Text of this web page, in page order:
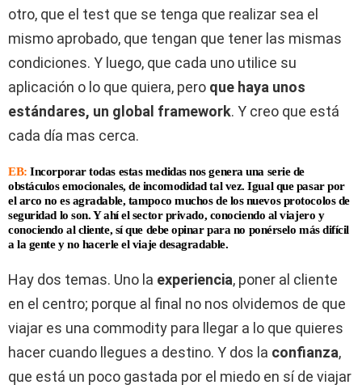
otro, que el test que se tenga que realizar sea el
mismo aprobado, que tengan que tener las mismas
condiciones. Y luego, que cada uno utilice su
aplicación o lo que quiera, pero que haya unos
estándares, un global framework. Y creo que está
cada día mas cerca.
EB: Incorporar todas estas medidas nos genera una serie de
obstáculos emocionales, de incomodidad tal vez. Igual que pasar por
el arco no es agradable, tampoco muchos de los nuevos protocolos de
seguridad lo son. Y ahí el sector privado, conociendo al viajero y
conociendo al cliente, sí que debe opinar para no ponérselo más difícil
a la gente y no hacerle el viaje desagradable.
Hay dos temas. Uno la experiencia, poner al cliente
en el centro; porque al final no nos olvidemos de que
viajar es una commodity para llegar a lo que quieres
hacer cuando llegues a destino. Y dos la confianza,
que está un poco gastada por el miedo en sí de viajar